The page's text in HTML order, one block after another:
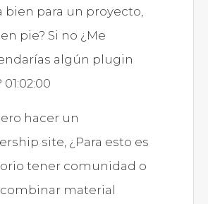
bien para un proyecto,
pie? Si no ¿Me
algún plugin
01:02:00
hacer un
site, ¿Para esto es
tener comunidad o
material